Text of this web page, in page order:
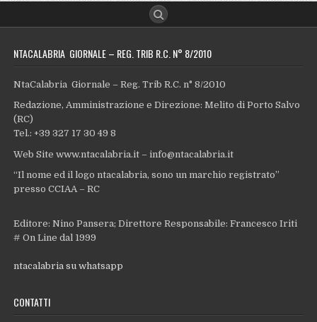
NTACALABRIA GIORNALE – REG. TRIB R.C. N° 8/2010
NtaCalabria Giornale – Reg. Trib R.C. n° 8/2010
Redazione, Amministrazione e Direzione: Melito di Porto Salvo
(RC)
Tel.: +39 327 17 30 49 8
Web Site www.ntacalabria.it – info@ntacalabria.it
“Il nome ed il logo ntacalabria, sono un marchio registrato”
presso CCIAA – RC
Editore: Nino Pansera; Direttore Responsabile: Francesco Iriti
# On Line dal 1999
ntacalabria su whatsapp
CONTATTI